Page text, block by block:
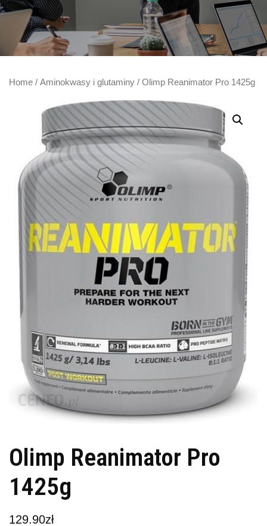
Home / Aminokwasy i glutaminy / Olimp Reanimator Pro 1425g
Olimp Reanimator Pro
1425g
129.90zł